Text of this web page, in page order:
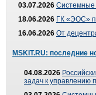
03.07.2026 Системные
18.06.2026 ГК «ЭОС»
16.06.2026 От
MSKIT.RU: последние
04.08.2026
задач к управлению